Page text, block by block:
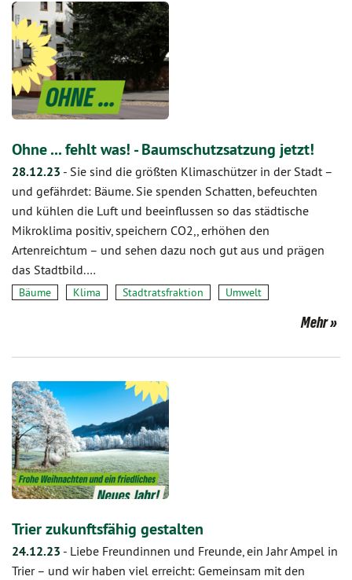
Ohne ... fehlt was! - Baumschutzsatzung jetzt!
28.12.23 - Sie sind die größten Klimaschützer in der Stadt –
und gefährdet: Bäume. Sie spenden Schatten, befeuchten
und kühlen die Luft und beeinflussen so das städtische
Mikroklima positiv, speichern CO2,, erhöhen den
Artenreichtum – und sehen dazu noch gut aus und prägen
das Stadtbild.…
Bäume Klima Stadtratsfraktion Umwelt
Mehr
Trier zukunftsfähig gestalten
24.12.23 - Liebe Freundinnen und Freunde, ein Jahr Ampel in
Trier – und wir haben viel erreicht: Gemeinsam mit den